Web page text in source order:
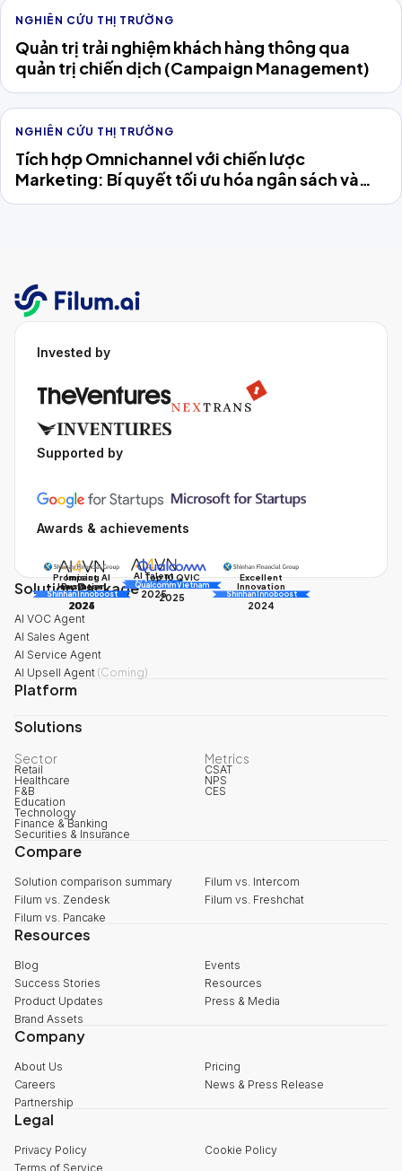
NGHIÊN CỨU THỊ TRƯỜNG
Quản trị trải nghiệm khách hàng thông qua
quản trị chiến dịch (Campaign Management)
NGHIÊN CỨU THỊ TRƯỜNG
Tích hợp Omnichannel với chiến lược
Marketing: Bí quyết tối ưu hóa ngân sách và
chinh phục khách hàng
Invested by
Supported by
Awards & achievements
Promising AI
Business
AI Awards
2025
AI Talent
AI Awards
2025
Excellent
Innovation
Shinhan Innoboost
2024
Impact
Innovation
Shinhan Innoboost
2024
Top 10 QVIC
Qualcomm Vietnam
2025
Solution Package
AI VOC Agent
AI Sales Agent
AI Service Agent
AI Upsell Agent (Coming)
Platform
Solutions
Sector
Retail
Healthcare
F&B
Education
Technology
Finance & Banking
Securities & Insurance
Metrics
CSAT
NPS
CES
Compare
Solution comparison summary
Filum vs. Intercom
Filum vs. Zendesk
Filum vs. Freshchat
Filum vs. Pancake
Resources
Blog
Events
Success Stories
Resources
Product Updates
Press & Media
Brand Assets
Company
About Us
Pricing
Careers
News & Press Release
Partnership
Legal
Privacy Policy
Cookie Policy
Terms of Service